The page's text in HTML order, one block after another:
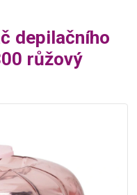
depilačního
růžový